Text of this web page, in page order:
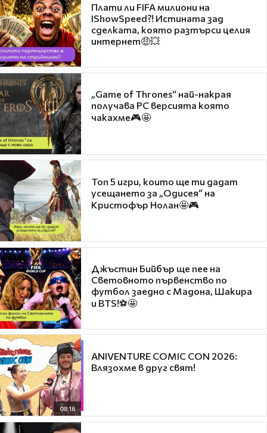
Плати ли FIFA милиони на
IShowSpeed?! Истината зад
сделката, която разтърси целия
интернет🤑💥
„Game of Thrones“ най-накрая
получава PC версията която
чакахме🎮🤩
Топ 5 игри, които ще ти дадат
усещането за „Одисея“ на
Кристофър Нолан🤩🎮
Джъстин Бийбър ще пее на
Световното първенство по
футбол заедно с Мадона, Шакира
и BTS!⚽🤩
08:16
ANIVENTURE COMIC CON 2026:
Влязохме в друг свят!